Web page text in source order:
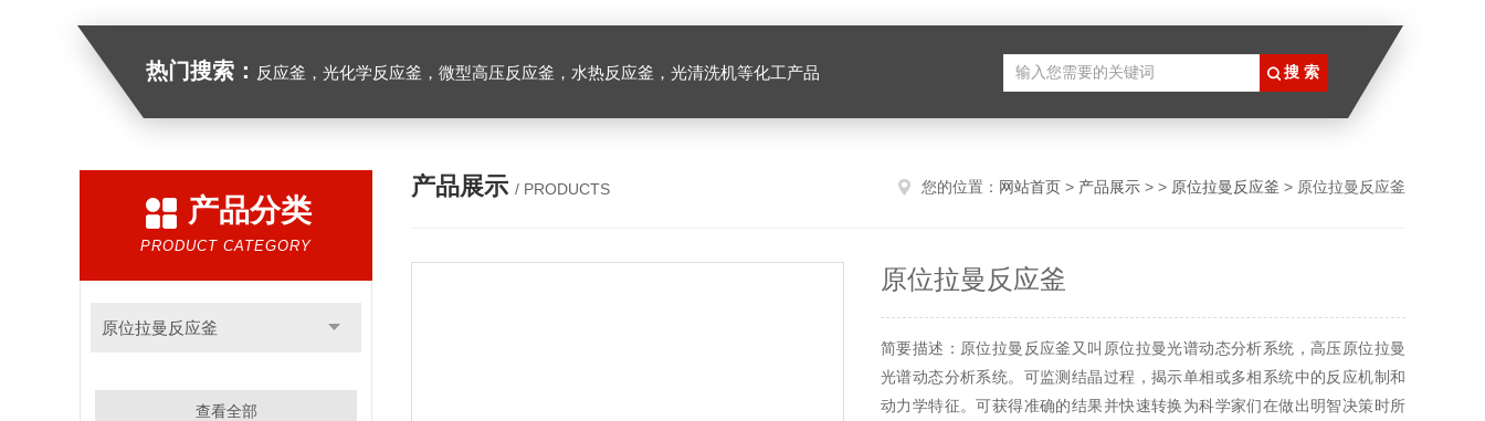
热门搜索： 反应釜，光化学反应釜，微型高压反应釜，水热反应釜，光清洗机等化工产品
产品分类
PRODUCT CATEGORY
原位拉曼反应釜
查看全部
产品展示 / PRODUCTS 您的位置： 网站首页 > 产品展示 > > 原位拉曼反应釜 > 原位拉曼反应釜
原位拉曼反应釜
简要描述：原位拉曼反应釜又叫原位拉曼光谱动态分析系统，高压原位拉曼
光谱动态分析系统。可监测结晶过程，揭示单相或多相系统中的反应机制和
动力学特征。可获得准确的结果并快速转换为科学家们在做出明智决策时所